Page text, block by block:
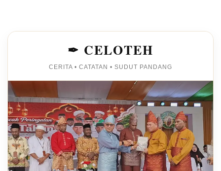
✒ CELOTEH
CERITA • CATATAN • SUDUT PANDANG